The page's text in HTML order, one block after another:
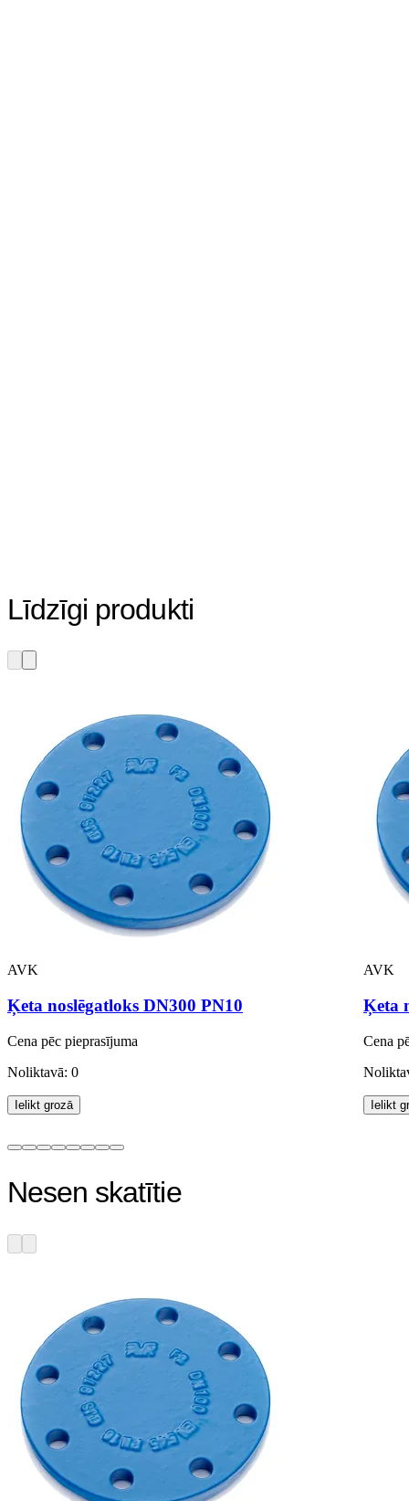
Līdzīgi produkti
AVK
Ķeta noslēgatloks DN300 PN10
Cena pēc pieprasījuma
Noliktavā: 0
Ielikt grozā
AVK
Ķeta
Cena
Ielikt
Nesen skatītie